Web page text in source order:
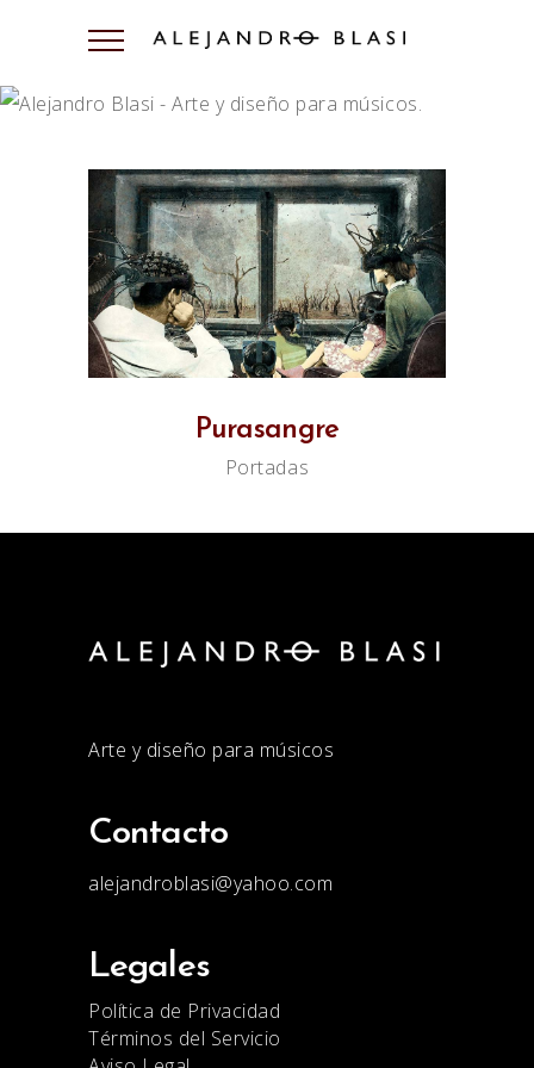
Purasangre
Portadas
Arte y diseño para músicos
Contacto
alejandroblasi@yahoo.com
Legales
Política de Privacidad
Términos del Servicio